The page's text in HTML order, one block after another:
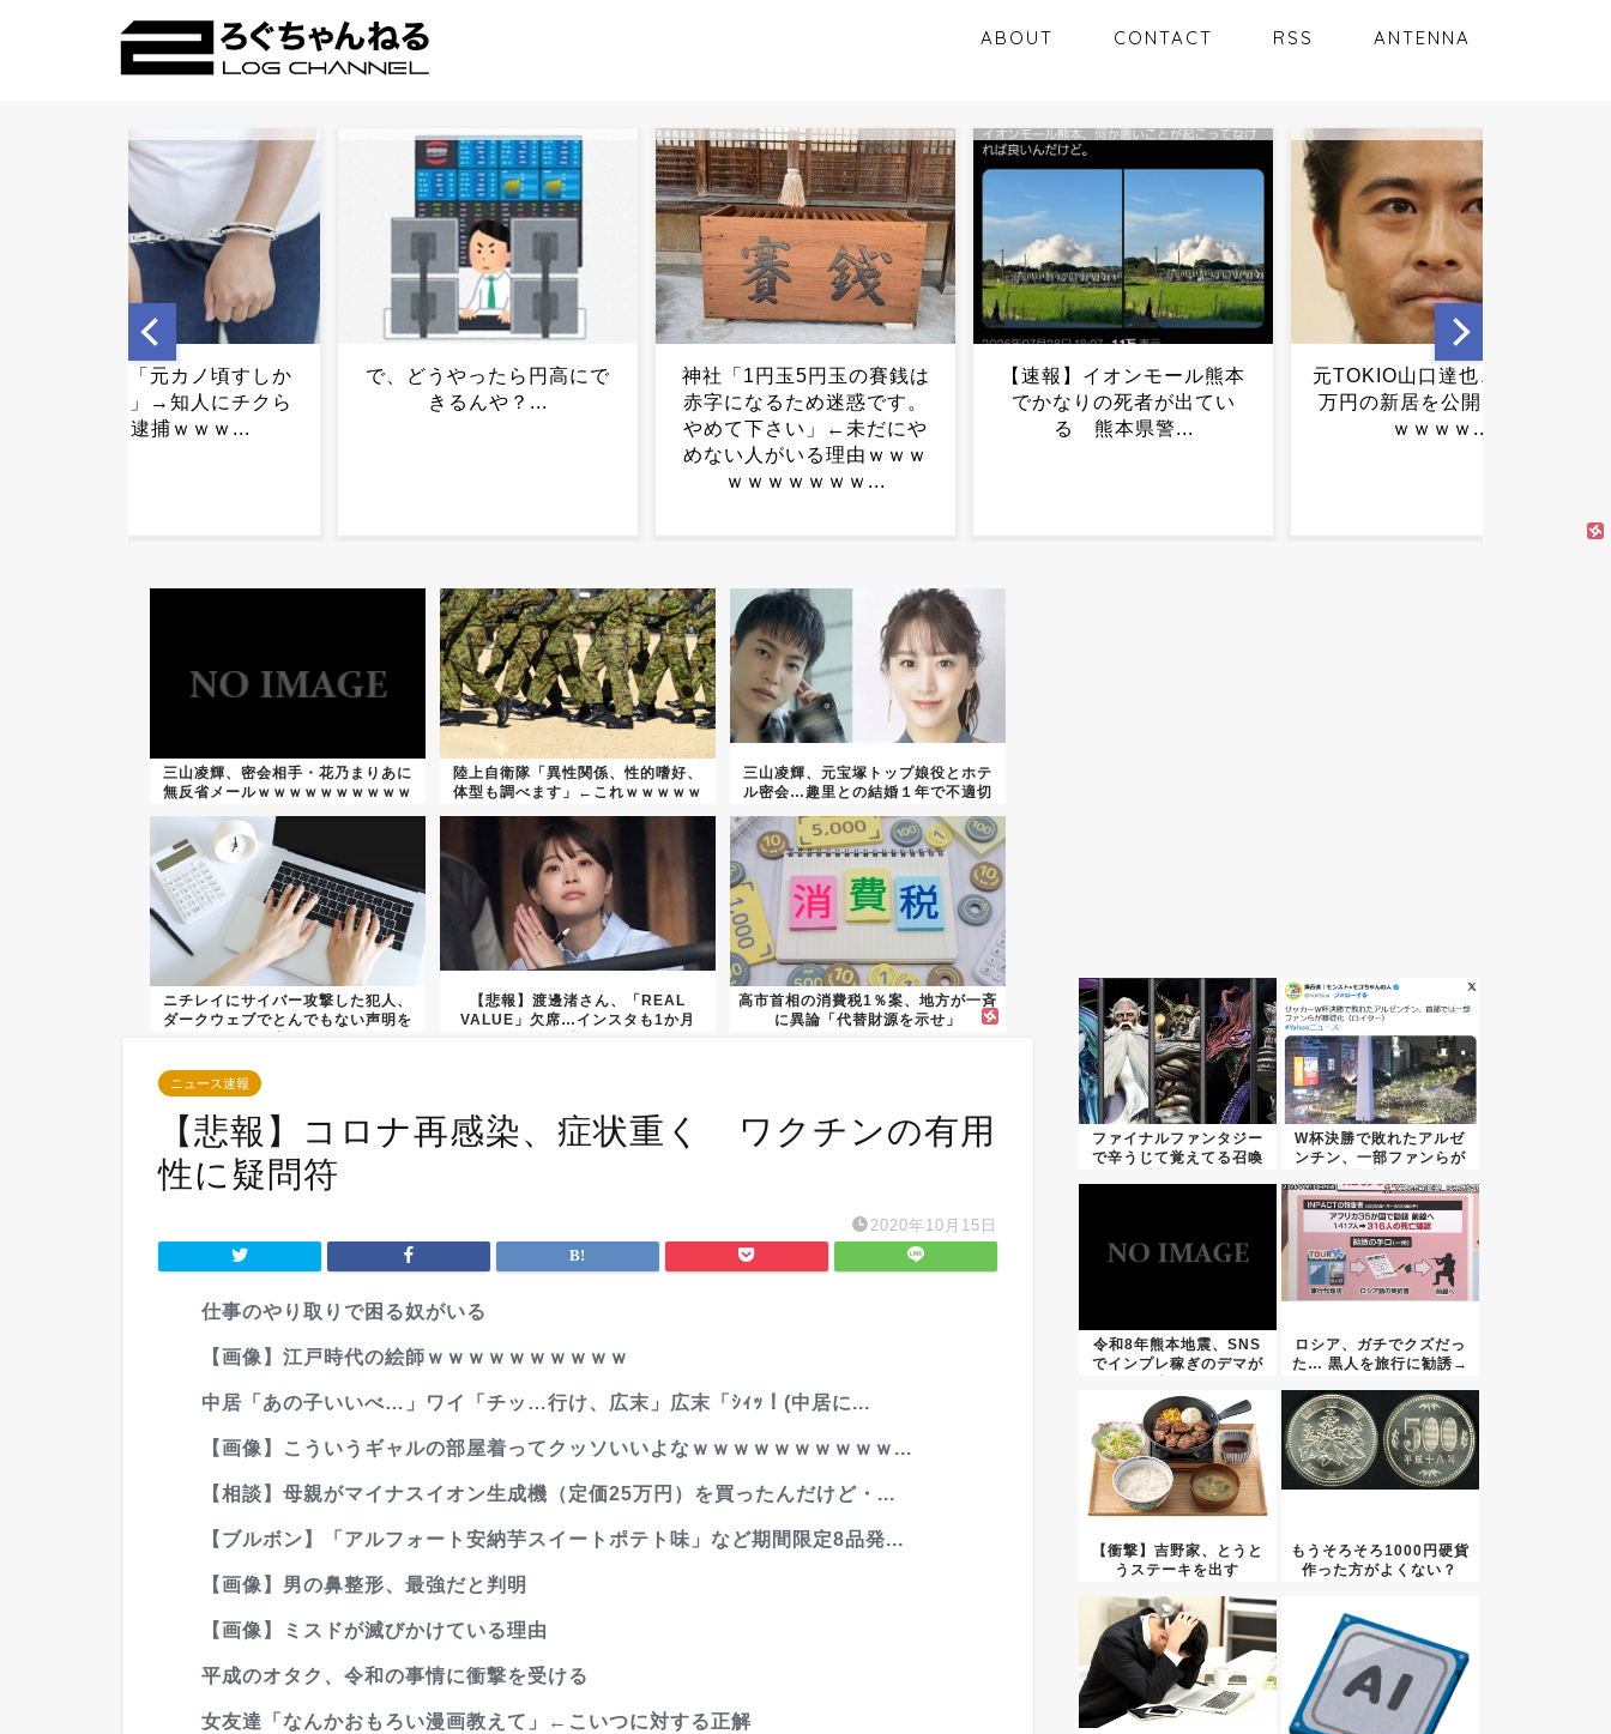
ABOUT CONTACT RSS ANTENNA
神社「1円玉5円玉の賽銭は
赤字になるため迷惑です。
【速報】イオンモール熊本
でかなりの死者が出てい
る 熊本県警...
元TOKIO山口達也、家賃3.4
万円の新居を公開ｗｗｗｗ
ｗｗｗｗ...
【悲報】 高市総理の詳細
答弁に「もういい！｣と邪魔
する野党議員 「議論が足り
で、どうやったら円高にで
きるんや？...
三山凌輝、密会相手・花乃まりあに
無反省メールｗｗｗｗｗｗｗｗｗｗ
陸上自衛隊「異性関係、性的嗜好、
体型も調べます」←これｗｗｗｗｗ
三山凌輝、元宝塚トップ娘役とホテ
ル密会…趣里との結婚１年で不適切
ニチレイにサイバー攻撃した犯人、
ダークウェブでとんでもない声明を
【悲報】渡邊渚さん、「REAL
VALUE」欠席…インスタも1か月
高市首相の消費税1％案、地方が一斉
に異論「代替財源を示せ」
ニュース速報
【悲報】コロナ再感染、症状重く ワクチンの有用
性に疑問符
2020年10月15日
仕事のやり取りで困る奴がいる
【画像】江戸時代の絵師ｗｗｗｗｗｗｗｗｗｗ
中居「あの子いいべ…」ワイ「チッ…行け、広末」広末「ｼｨｯ！(中居に...
【画像】こういうギャルの部屋着ってクッソいいよなｗｗｗｗｗｗｗｗｗｗ...
【相談】母親がマイナスイオン生成機（定価25万円）を買ったんだけど・...
【ブルボン】「アルフォート安納芋スイートポテト味」など期間限定8品発...
【画像】男の鼻整形、最強だと判明
【画像】ミスドが滅びかけている理由
平成のオタク、令和の事情に衝撃を受ける
女友達「なんかおもろい漫画教えて」←こいつに対する正解
ファイナルファンタジー
で辛うじて覚えてる召喚
W杯決勝で敗れたアルゼ
ンチン、一部ファンらが
令和8年熊本地震、SNS
でインプレ稼ぎのデマが
ロシア、ガチでクズだっ
た… 黒人を旅行に勧誘→
【衝撃】吉野家、とうと
うステーキを出す
もうそろそろ1000円硬貨
作った方がよくない？